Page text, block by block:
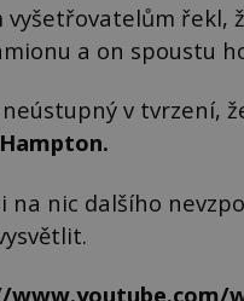
vyšetřovatelům řekl,
a on spoustu
neústupný v tvrzení,
na nic dalšího